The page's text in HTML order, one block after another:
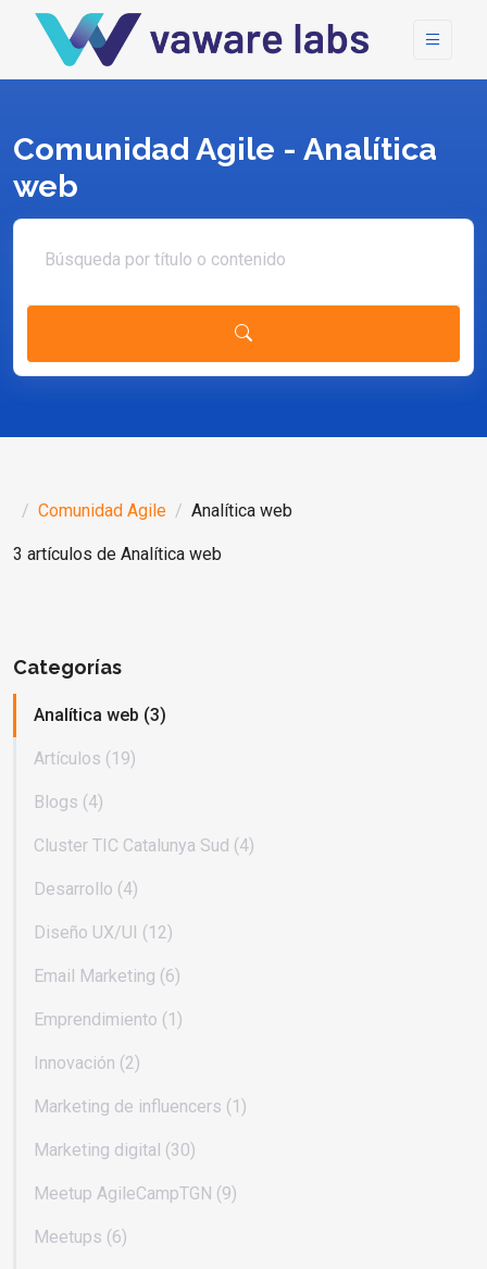
Comunidad Agile - Analítica
web
Comunidad Agile Analítica web
3 artículos de Analítica web
Categorías
Analítica web (3)
Artículos (19)
Blogs (4)
Cluster TIC Catalunya Sud (4)
Desarrollo (4)
Diseño UX/UI (12)
Email Marketing (6)
Emprendimiento (1)
Innovación (2)
Marketing de influencers (1)
Marketing digital (30)
Meetup AgileCampTGN (9)
Meetups (6)